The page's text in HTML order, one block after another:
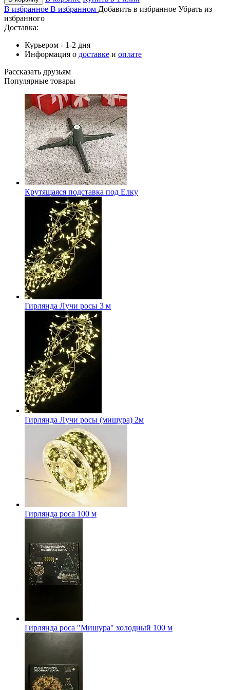
В избранное В избранном Добавить в избранное Убрать из
избранного
Доставка:
Курьером - 1-2 дня
Информация о доставке и оплате
Рассказать друзьям
Популярные товары
Крутящаяся подставка под Елку
Гирлянда Лучи росы 3 м
Гирлянда Лучи росы (мишура) 2м
Гирлянда роса 100 м
Гирлянда роса "Мишура" холодный 100 м